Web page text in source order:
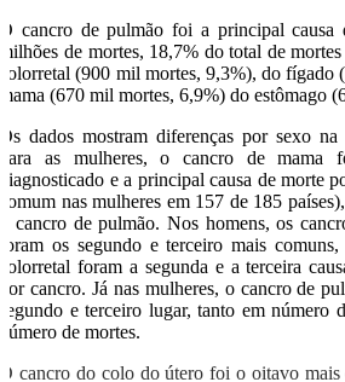
O cancro de pulmão foi a principal causa
milhões de mortes, 18,7% do total de
colorretal (900 mil mortes, 9,3%), do fígado
mama (670 mil mortes, 6,9%) do estômago
Os dados mostram diferenças por sexo
para as mulheres, o cancro de mama
diagnosticado e a principal causa de morte
comum nas mulheres em 157 de 185
o cancro de pulmão. Nos homens, os
foram os segundo e terceiro mais
colorretal foram a segunda e a terceira
por cancro. Já nas mulheres, o cancro de
segundo e terceiro lugar, tanto em número
número de mortes.
O cancro do colo do útero foi o oitavo